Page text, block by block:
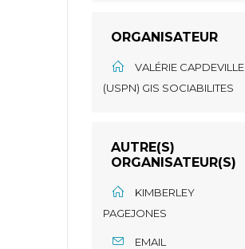
ORGANISATEUR
VALÉRIE CAPDEVILLE
(USPN) GIS SOCIABILITES
AUTRE(S)
ORGANISATEUR(S)
KIMBERLEY
PAGEJONES
EMAIL